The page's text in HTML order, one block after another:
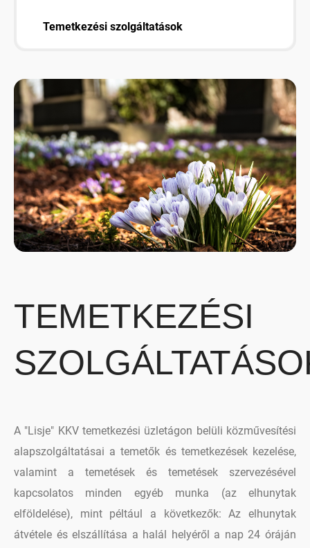
Temetkezési szolgáltatások
ТEMETKEZÉSI
A "Lisje" KKV temetkezési üzletágon belüli közművesítési
alapszolgáltatásai a temetők és temetkezések kezelése,
valamint a temetések és temetések szervezésével
kapcsolatos minden egyéb munka (az elhunytak
elföldelése), mint péltául a következők: Az elhunytak
átvétele és elszállítása a halál helyéről a nap 24 óráján